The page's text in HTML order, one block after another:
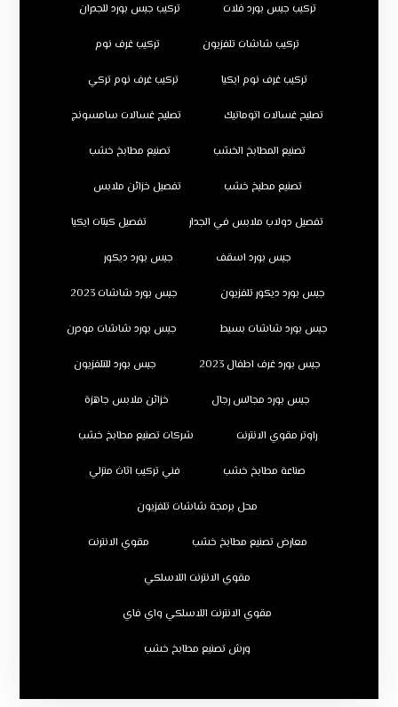
تركيب جبس بورد فلات تركيب جبس بورد للجدران
تركيب شاشات تلفزيون تركيب غرف نوم
تركيب غرف نوم ايكيا تركيب غرف نوم تركي
تصليح غسالات اتوماتيك تصليح غسالات سامسونج
تصنيع المطابخ الخشب تصنيع مطابخ خشب
تصنيع مطبخ خشب تفصيل خزائن ملابس
تفصيل دولاب ملابس في الجدار تفصيل كبتات ايكيا
جبس بورد اسقف جبس بورد ديكور
جبس بورد ديكور تلفزيون جبس بورد شاشات 2023
جبس بورد شاشات بسيط جبس بورد شاشات مودرن
جبس بورد غرف اطفال 2023 جبس بورد للتلفزيون
جبس بورد مجالس رجال خزائن ملابس جاهزة
راوتر مقوي الانترنت شركات تصنيع مطابخ خشب
صناعة مطابخ خشب فني تركيب اثاث منزلي
محل برمجة شاشات تلفزيون
معارض تصنيع مطابخ خشب مقوي الانترنت
مقوي الانترنت اللاسلكي
مقوي الانترنت اللاسلكي واي فاي
ورش تصنيع مطابخ خشب